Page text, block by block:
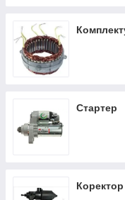
Стартер